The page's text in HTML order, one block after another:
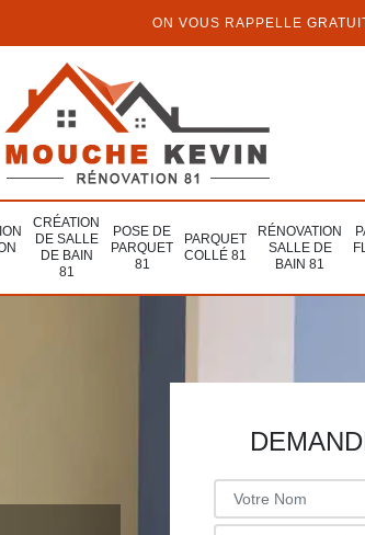
ON VOUS RAPPELLE
CRÉATION
DE SALLE
DE BAIN
81
POSE DE
PARQUET
81
PARQUET
COLLÉ 81
RÉNOVATION
SALLE DE
BAIN 81